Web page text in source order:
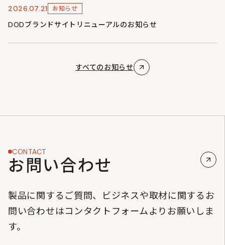
2026.07.21 お知らせ
DODブランドサイトリニューアルのお知らせ
すべてのお知らせ
CONTACT
お問い合わせ
製品に関するご質問、ビジネスや取材に関するお
問い合わせはコンタクトフォームよりお願いしま
す。